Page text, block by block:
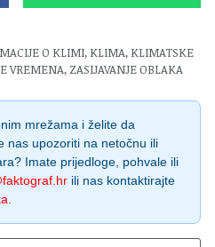
O KLIMI, KLIMA, KLIMATSKE
VREMENA, ZASIJAVANJE OBLAKA
mrežama i želite da
nas upozoriti na netočnu ili
Imate prijedloge, pohvale ili
ili nas kontaktirajte